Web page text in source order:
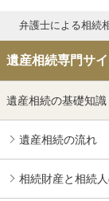
弁護士による相続
遺産相続専門サ
遺産相続の基礎知識
遺産相続の流れ
相続財産と相続